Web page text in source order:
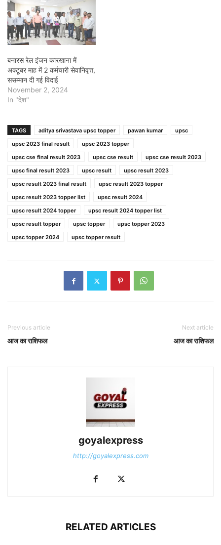
बनारस रेल इंजन कारखाना में
अक्टूबर माह में 2 कर्मचारी सेवानिवृत्त,
ससम्मान दी गई विदाई
November 2, 2024
In "देश"
TAGS aditya srivastava upsc topper pawan kumar
upsc
upsc 2023 final result
upsc 2023 topper
upsc cse final result 2023
upsc cse result
upsc cse result 2023
upsc final result 2023
upsc result
upsc result 2023
upsc result 2023 final result
upsc result 2023 topper
upsc result 2023 topper list
upsc result 2024
upsc result 2024 topper
upsc result 2024 topper list
upsc result topper
upsc topper
upsc topper 2023
upsc topper 2024
upsc topper result
Previous article
आज का राशिफल
Next article
आज का राशिफल
goyalexpress
http://goyalexpress.com
RELATED ARTICLES